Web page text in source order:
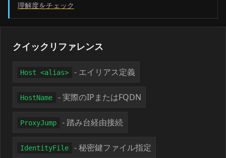
理解度をチェック
クイックリファレンス
Host <alias> - エイリアス定義
HostName - 実際のIPまたはFQDN
ProxyJump - 踏み台経由接続
IdentityFile - 秘密鍵ファイル指定